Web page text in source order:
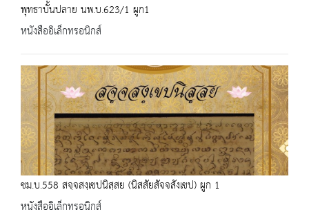
พุทธาบั้นปลาย นพ.บ.623/1 ผูก1
หนังสืออิเล็กทรอนิกส์
ชม.บ.558 สจฺจสงฺเขปนิสฺสย (นิสสัยสัจจสังเขป) ผูก 1
หนังสืออิเล็กทรอนิกส์